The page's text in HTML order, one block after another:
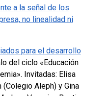
a la señal de los
no linealidad ni
para el desarrollo
del ciclo «Educación
Invitadas: Elisa
(Colegio Aleph) y Gina